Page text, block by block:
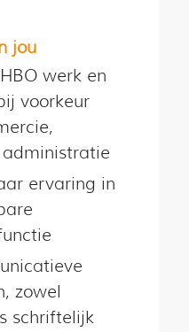
jou
werk en
voorkeur
ervaring in
zowel
schriftelijk